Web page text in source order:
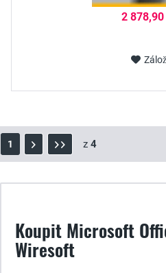
2 878,90
1 z 4
Koupit Microsoft
Wiresoft